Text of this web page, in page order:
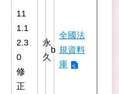
11
1.1
2.3
0
修
正
永
久
b
全國法
規資料
庫